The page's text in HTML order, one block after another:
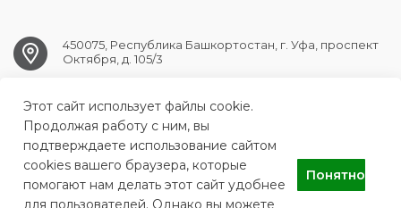
450075, Республика Башкортостан, г. Уфа, проспект
Октября, д. 105/3
ufa.sp2@doctorrb.ru
ГБУЗ РБ Стоматологическая поликлиника №2 г. Уфа
Этот сайт использует файлы cookie.
Продолжая работу с ним, вы
подтверждаете использование сайтом
cookies вашего браузера, которые
помогают нам делать этот сайт удобнее
для пользователей. Однако вы можете
Понятно